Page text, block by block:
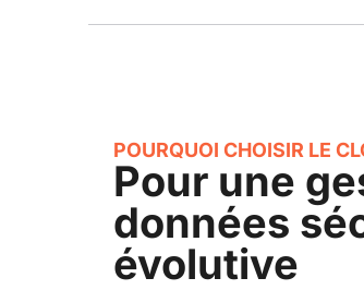
POURQUOI CHOISIR LE
Pour une
données
évolutive